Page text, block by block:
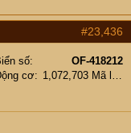
#23,436
số
OF-418212
cơ
1,072,703 Mã lực